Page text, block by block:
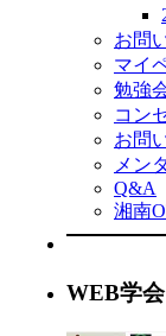
お問
マイ
勉強
コン
お問
メン
Q&A
湘南
WEB学